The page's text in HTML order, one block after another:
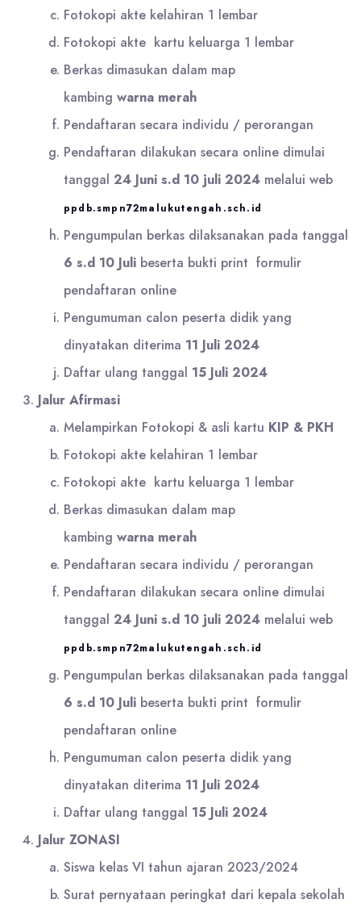
Fotokopi akte kelahiran 1 lembar
Fotokopi akte kartu keluarga 1 lembar
Berkas dimasukan dalam map
kambing warna merah
Pendaftaran secara individu / perorangan
Pendaftaran dilakukan secara online dimulai
tanggal 24 Juni s.d 10 juli 2024 melalui web
ppdb.smpn72malukutengah.sch.id
Pengumpulan berkas dilaksanakan pada tanggal
6 s.d 10 Juli beserta bukti print formulir
pendaftaran online
Pengumuman calon peserta didik yang
dinyatakan diterima 11 Juli 2024
Daftar ulang tanggal 15 Juli 2024
Jalur Afirmasi
Melampirkan Fotokopi & asli kartu KIP & PKH
Fotokopi akte kelahiran 1 lembar
Fotokopi akte kartu keluarga 1 lembar
Berkas dimasukan dalam map
kambing warna merah
Pendaftaran secara individu / perorangan
Pendaftaran dilakukan secara online dimulai
tanggal 24 Juni s.d 10 juli 2024 melalui web
ppdb.smpn72malukutengah.sch.id
Pengumpulan berkas dilaksanakan pada tanggal
6 s.d 10 Juli beserta bukti print formulir
pendaftaran online
Pengumuman calon peserta didik yang
dinyatakan diterima 11 Juli 2024
Daftar ulang tanggal 15 Juli 2024
Jalur ZONASI
Siswa kelas VI tahun ajaran 2023/2024
Surat pernyataan peringkat dari kepala sekolah